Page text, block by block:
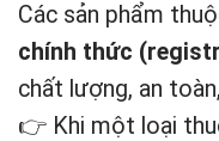
Các sản phẩm
chính thức
chất lượng, an
👉 Khi một loại